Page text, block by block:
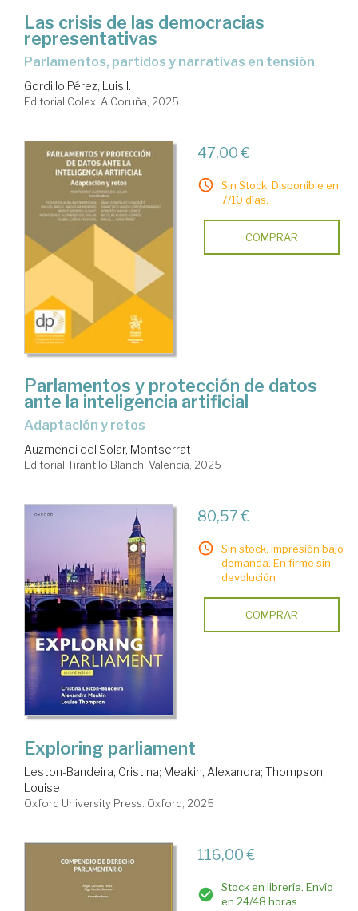
Las crisis de las democracias
representativas
Parlamentos, partidos y narrativas en tensión
Gordillo Pérez, Luis I.
Editorial Colex. A Coruña, 2025
47,00 €
Sin Stock. Disponible en
7/10 días.
COMPRAR
Parlamentos y protección de datos
ante la inteligencia artificial
Adaptación y retos
Auzmendi del Solar, Montserrat
Editorial Tirant lo Blanch. Valencia, 2025
80,57 €
Sin stock. Impresión bajo
demanda. En firme sin
devolución
COMPRAR
Exploring parliament
Leston-Bandeira, Cristina; Meakin, Alexandra; Thompson,
Louise
Oxford University Press. Oxford, 2025
116,00 €
Stock en librería. Envío
en 24/48 horas